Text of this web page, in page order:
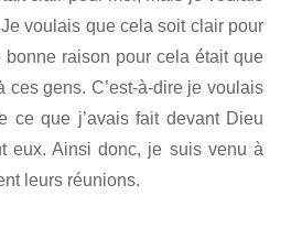
voulais que cela soit clair pour
raison pour cela était que
ces gens. C’est-à-dire je voulais
ce que j’avais fait devant Dieu
eux. Ainsi donc, je suis venu à
leurs réunions.